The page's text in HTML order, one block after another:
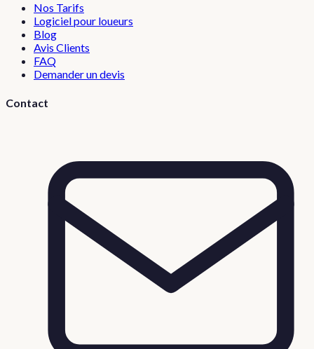
Nos Tarifs
Logiciel pour loueurs
Blog
Avis Clients
FAQ
Demander un devis
Contact